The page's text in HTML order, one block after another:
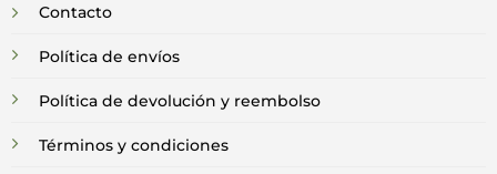
Contacto
Política de envíos
Política de devolución y reembolso
Términos y condiciones